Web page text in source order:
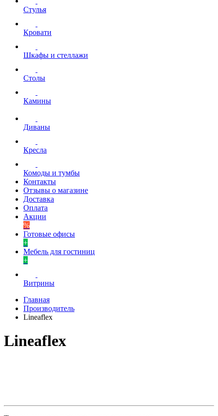
Стулья
Кровати
Шкафы и стеллажи
Столы
Камины
Диваны
Кресла
Комоды и тумбы
Контакты
Отзывы о магазине
Доставка
Оплата
Акции
%
Готовые офисы
+
Мебель для гостиниц
+
Витрины
Главная
Производитель
Lineaflex
Lineaflex